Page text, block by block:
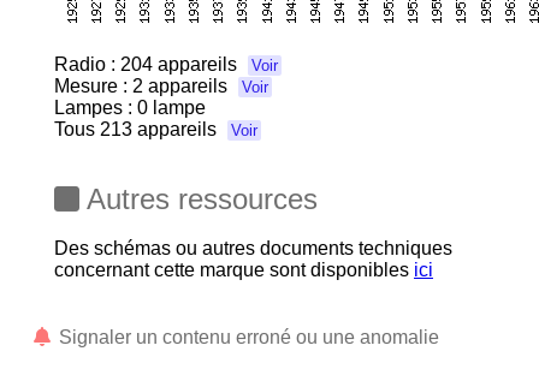
Radio : 204 appareils Voir
Mesure : 2 appareils Voir
Lampes : 0 lampe
Tous 213 appareils Voir
Autres ressources
Des schémas ou autres documents techniques
concernant cette marque sont disponibles ici
Signaler un contenu erroné ou une anomalie